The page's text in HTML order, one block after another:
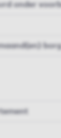
onder
maand(en)